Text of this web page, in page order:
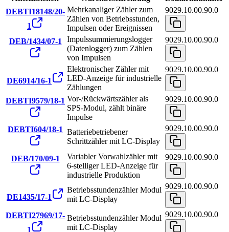
DEBTI18148/20-
1
Mehrkanaliger Zähler zum
Zählen von Betriebsstunden,
Impulsen oder Ereignissen
9029.10.00.90.0
DEB/1434/07-1
Impulssummierungslogger
(Datenlogger) zum Zählen
von Impulsen
9029.10.00.90.0
DE6914/16-1
Elektronischer Zähler mit
LED-Anzeige für industrielle
Zählungen
9029.10.00.90.0
DEBTI9579/18-1 Vor-/Rückwärtszähler als
SPS-Modul, zählt binäre
Impulse
9029.10.00.90.0
DEBTI604/18-1 Batteriebetriebener
Schrittzähler mit LC-Display
9029.10.00.90.0
DEB/170/09-1
Variabler Vorwahlzähler mit
6-stelliger LED-Anzeige für
industrielle Produktion
9029.10.00.90.0
DE1435/17-1
Betriebsstundenzähler Modul
mit LC-Display
9029.10.00.90.0
DEBTI27969/17-
1
Betriebsstundenzähler Modul
mit LC-Display
9029.10.00.90.0